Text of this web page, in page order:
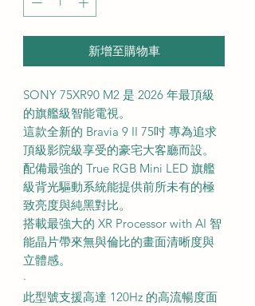
新增至購物車
SONY 75XR90 M2 是 2026 年最頂級
的旗艦級智能電視。
這款全新的 Bravia 9 II 75吋 專為追求
頂級影院級享受的豪宅大客廳而設。
配備最強的 True RGB Mini LED 旗艦
級背光驅動系統能提供前所未有的極
致亮度與純黑對比。
搭載最強大的 XR Processor with AI 智
能晶片帶來無與倫比的畫面清晰度與
立體感。
·
此型號支援高達 120Hz 的高流暢度面